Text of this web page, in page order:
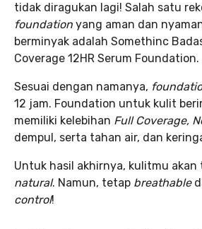
tidak diragukan lagi! Salah satu
foundation yang aman dan
berminyak adalah Somethinc
Coverage 12HR Serum Foundation.
Sesuai dengan namanya,
12 jam. Foundation untuk kulit
memiliki kelebihan Full Coverage,
dempul, serta tahan air, dan
Untuk hasil akhirnya, kulitmu akan
natural. Namun, tetap breathable
control!